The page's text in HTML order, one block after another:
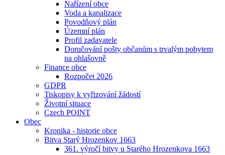
Nařízení obce
Voda a kanalizace
Povodňový plán
Územní plán
Profil zadavatele
Doručování pošty občanům s trvalým pobytem
na ohlašovně
Finance obce
Rozpočet 2026
GDPR
Tiskopisy k vyřizování žádostí
Životní situace
Czech POINT
Obec
Kronika - historie obce
Bitva Starý Hrozenkov 1663
361. výročí bitvy u Starého Hrozenkova 1663